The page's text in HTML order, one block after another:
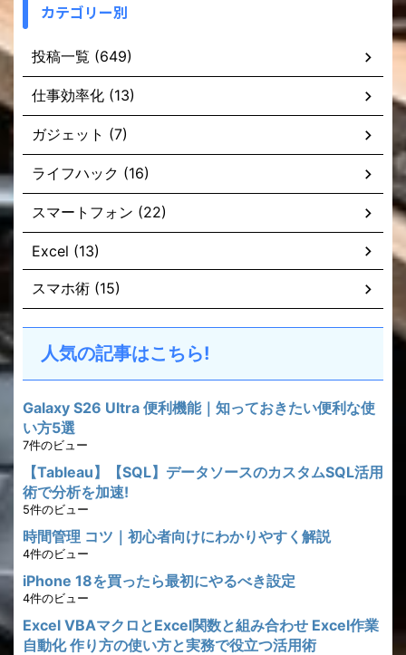
カテゴリー別
投稿一覧 (649)
仕事効率化 (13)
ガジェット (7)
ライフハック (16)
スマートフォン (22)
Excel (13)
スマホ術 (15)
人気の記事はこちら!
Galaxy S26 Ultra 便利機能｜知っておきたい便利な使
い方5選
7件のビュー
【Tableau】【SQL】データソースのカスタムSQL活用
術で分析を加速!
5件のビュー
時間管理 コツ｜初心者向けにわかりやすく解説
4件のビュー
iPhone 18を買ったら最初にやるべき設定
4件のビュー
Excel VBAマクロとExcel関数と組み合わせ Excel作業
自動化 作り方の使い方と実務で役立つ活用術